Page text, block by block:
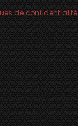
de confidentialité